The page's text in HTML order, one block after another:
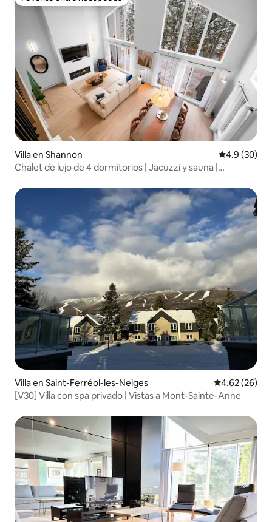
Favorito entre huéspedes
Villa en Shannon Calificación
4.9 (30)
Chalet de lujo de 4 dormitorios | Jacuzzi y sauna |
Villa en Saint-Ferréol-les-Neiges Calificación
4.62 (26)
[V30] Villa con spa privado | Vistas a Mont-Sainte-Anne